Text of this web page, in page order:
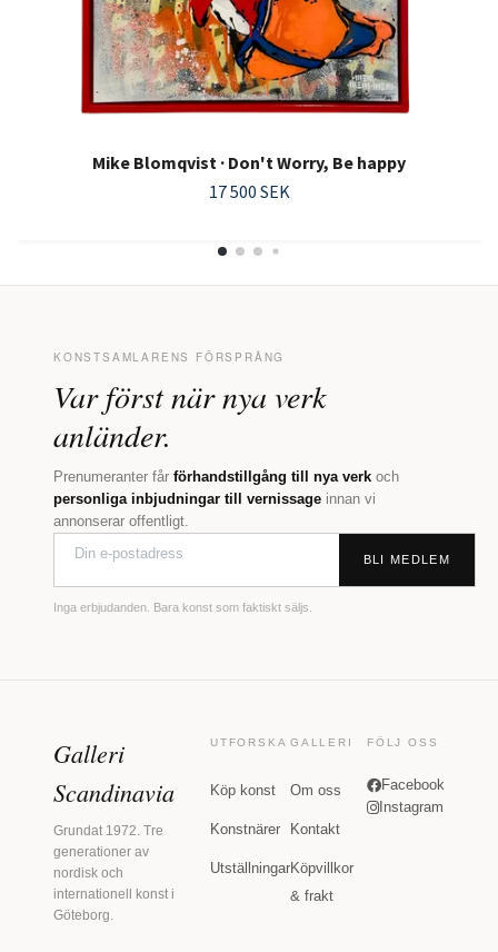
Mike Blomqvist · Don't Worry, Be happy
17 500 SEK
KONSTSAMLARENS FÖRSPRÅNG
Var först när nya verk
anländer.
Prenumeranter får förhandstillgång till nya verk och
personliga inbjudningar till vernissage innan vi
annonserar offentligt.
BLI MEDLEM
Inga erbjudanden. Bara konst som faktiskt säljs.
Galleri
Scandinavia
Grundat 1972. Tre
generationer av
nordisk och
internationell konst i
Göteborg.
UTFORSKA
Köp konst
Konstnärer
Utställningar
GALLERI
Om oss
Kontakt
Köpvillkor
& frakt
FÖLJ OSS
Facebook
Instagram